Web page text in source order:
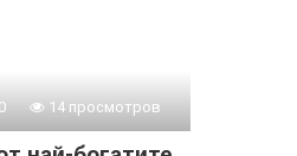
0 14 просмотров